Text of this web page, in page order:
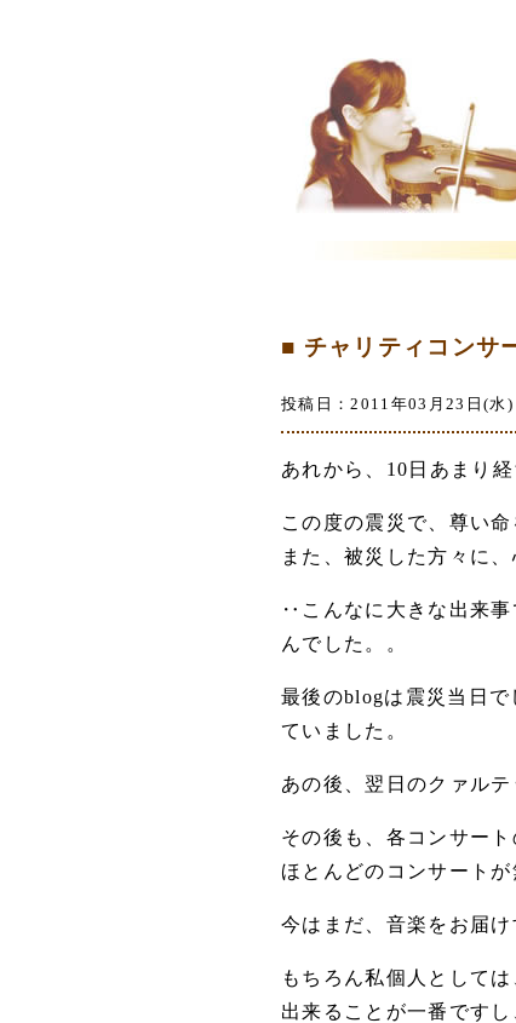
■ チャリティコンサ
投稿日：2011年03月23日(
あれから、10日あまり経
この度の震災で、尊い
また、被災した方々に
‥こんなに大きな出来事
んでした。。
最後のblogは震災当日
ていました。
あの後、翌日のクァル
その後も、各コンサー
ほとんどのコンサートが
今はまだ、音楽をお届
もちろん私個人として
出来ることが一番です